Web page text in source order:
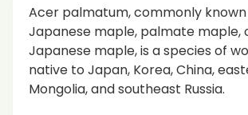
Acer palmatum, commonly known
Japanese maple, palmate maple,
Japanese maple, is a species of
native to Japan, Korea, China,
Mongolia, and southeast Russia.